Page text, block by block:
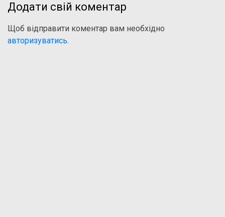
Додати свій коментар
Щоб відправити коментар вам необхідно
авторизуватись.